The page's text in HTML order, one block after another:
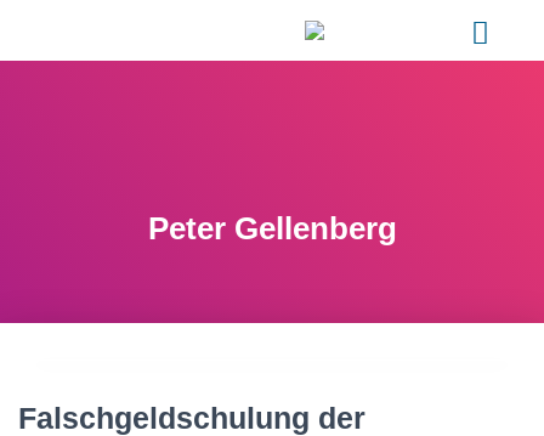
Peter Gellenberg
Falschgeldschulung der